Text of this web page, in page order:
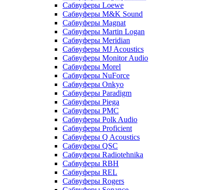
Сабвуферы Loewe
Сабвуферы M&K Sound
Сабвуферы Magnat
Сабвуферы Martin Logan
Сабвуферы Meridian
Сабвуферы MJ Acoustics
Сабвуферы Monitor Audio
Сабвуферы Morel
Сабвуферы NuForce
Сабвуферы Onkyo
Сабвуферы Paradigm
Сабвуферы Piega
Сабвуферы PMC
Сабвуферы Polk Audio
Сабвуферы Proficient
Сабвуферы Q Acoustics
Сабвуферы QSC
Сабвуферы Radiotehnika
Сабвуферы RBH
Сабвуферы REL
Сабвуферы Rogers